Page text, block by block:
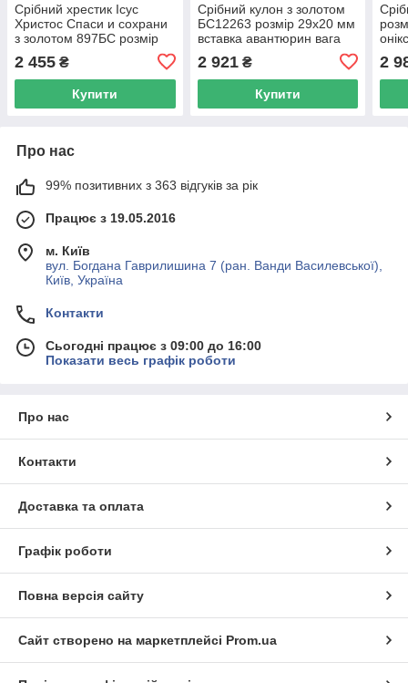
Срібний хрестик Ісус
Христос Спаси и сохрани
з золотом 897БС розмір
2 455 ₴
Купити
Срібний кулон з золотом
БС12263 розмір 29х20 мм
вставка авантюрин вага
2 921₴
Купити
2
Про нас
99% позитивних з 363 відгуків за рік
Працює з 19.05.2016
м. Київ
вул. Богдана Гаврилишина 7 (ран. Ванди Василевської),
Київ, Україна
Контакти
Сьогодні працює з 09:00 до 16:00
Показати весь графік роботи
Про нас
Контакти
Доставка та оплата
Графік роботи
Повна версія сайту
Сайт створено на маркетплейсі Prom.ua